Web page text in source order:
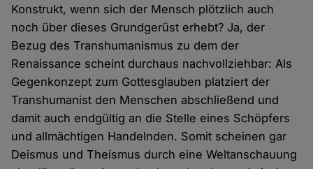
Konstrukt, wenn sich der Mensch plötzlich auch
noch über dieses Grundgerüst erhebt? Ja, der
Bezug des Transhumanismus zu dem der
Renaissance scheint durchaus nachvollziehbar: Als
Gegenkonzept zum Gottesglauben platziert der
Transhumanist den Menschen abschließend und
damit auch endgültig an die Stelle eines Schöpfers
und allmächtigen Handelnden. Somit scheinen gar
Deismus und Theismus durch eine Weltanschauung